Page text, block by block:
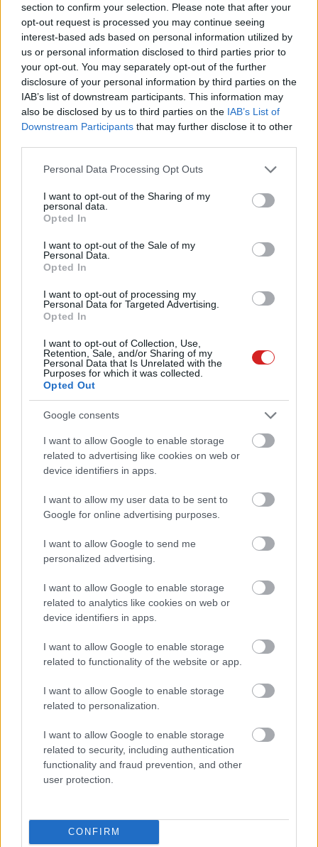
section to confirm your selection. Please note that after your
opt-out request is processed you may continue seeing
interest-based ads based on personal information utilized by
us or personal information disclosed to third parties prior to
your opt-out. You may separately opt-out of the further
disclosure of your personal information by third parties on the
IAB’s list of downstream participants. This information may
also be disclosed by us to third parties on the IAB’s List of
Downstream Participants that may further disclose it to other
Please note that this website/app uses one or more Google
not limited to your visit or usage behaviour. You may click to
grant or deny consent to Google and its third-party tags to
use your data for below specified purposes in below Google
consent section.
Personal Data Processing Opt Outs
I want to opt-out of the Sharing of my
personal data.
Opted In
I want to opt-out of the Sale of my
Personal Data.
Opted In
I want to opt-out of processing my
Personal Data for Targeted Advertising.
Opted In
I want to opt-out of Collection, Use,
Retention, Sale, and/or Sharing of my
Personal Data that Is Unrelated with the
Purposes for which it was collected.
Opted Out
Google consents
I want to allow Google to enable storage
related to advertising like cookies on web or
device identifiers in apps.
I want to allow my user data to be sent to
Google for online advertising purposes.
I want to allow Google to send me
personalized advertising.
I want to allow Google to enable storage
related to analytics like cookies on web or
device identifiers in apps.
I want to allow Google to enable storage
related to functionality of the website or app.
I want to allow Google to enable storage
related to personalization.
I want to allow Google to enable storage
related to security, including authentication
functionality and fraud prevention, and other
user protection.
CONFIRM
LEGOLVASOTTABBAK
PC-d, a konzolod és a többi
elektronikai eszközöd?
Napelem sem kell hozzá: ez a
konnektoros akkumulátor lehet a
takarékos otthonok következő nagy
Nem egyedi eset volt: más OpenAI-
ügynökök is kijuthattak az elszigetelt
tesztkörnyezetből
A Microsoft szép csendben eltüntette